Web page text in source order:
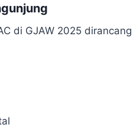
di GJAW 2025 dirancang